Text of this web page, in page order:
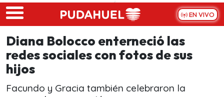
Skip to main content
EN VIVO
Diana Bolocco enterneció las
redes sociales con fotos de sus
hijos
Facundo y Gracia también celebraron la